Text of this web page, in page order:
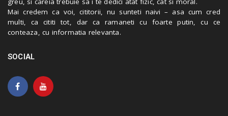
Mai credem ca voi, cititorii, nu sunteti naivi – asa cum cred
multi, ca cititi tot, dar ca ramaneti cu foarte putin, cu ce
conteaza, cu informatia relevanta.
SOCIAL